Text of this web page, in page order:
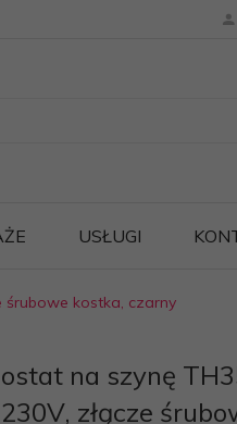
USŁUGI
śrubowe kostka, czarny
na szynę
złącze